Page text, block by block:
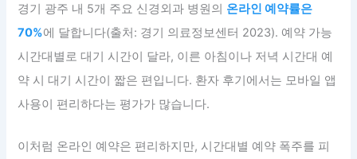
경기 광주 내 5개 주요 신경외과 병원의 온라인 예약률은
70%에 달합니다(출처: 경기 의료정보센터 2023). 예약 가능
시간대별로 대기 시간이 달라, 이른 아침이나 저녁 시간대 예
약 시 대기 시간이 짧은 편입니다. 환자 후기에서는 모바일 앱
사용이 편리하다는 평가가 많습니다.
이처럼 온라인 예약은 편리하지만, 시간대별 예약 폭주를 피